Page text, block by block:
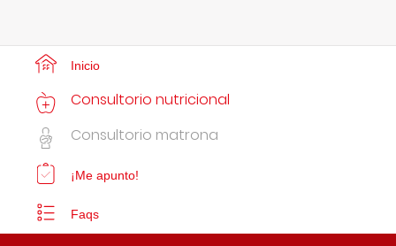
Inicio
Consultorio nutricional
Consultorio matrona
¡Me apunto!
Faqs